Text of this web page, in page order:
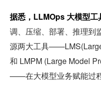
据悉，LLMOps 大模型工
调、压缩、部署、推理到
源两大工具
和 LMPM (Large Model
——在大模型业务赋能过